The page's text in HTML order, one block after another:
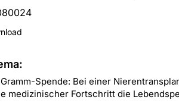
Spende: Bei einer
medizinischer Fortschritt die